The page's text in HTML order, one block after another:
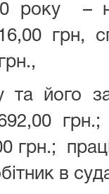
року –
грн,
та його
грн.;
в